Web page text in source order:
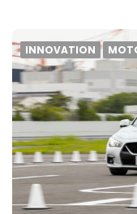
INNOVATION